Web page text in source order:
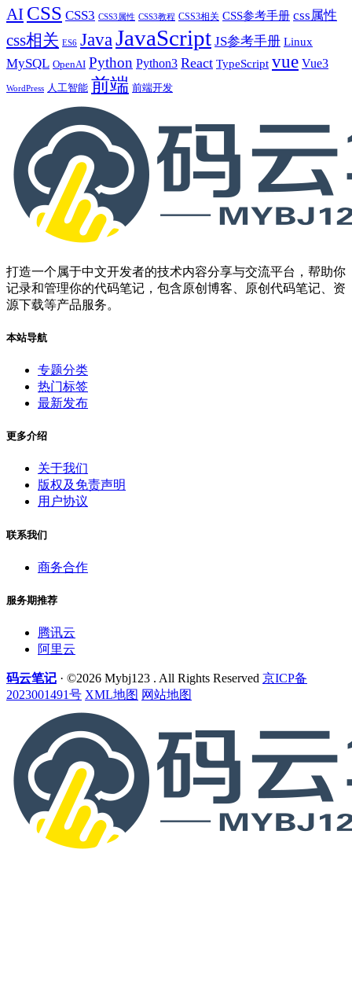
AI CSS CSS3 CSS3属性 CSS3教程 CSS3相关 CSS参考手册 css属性
css相关 ES6 JavaJavaScript JS参考手册 Linux
MySQL OpenAI Python Python3 React TypeScript vue Vue3
WordPress 人工智能 前端 前端开发
打造一个属于中文开发者的技术内容分享与交流平台，帮助你
记录和管理你的代码笔记，包含原创博客、原创代码笔记、资
源下载等产品服务。
本站导航
专题分类
热门标签
最新发布
更多介绍
关于我们
版权及免责声明
用户协议
联系我们
商务合作
服务期推荐
腾讯云
阿里云
码云笔记 · ©2026 Mybj123 . All Rights Reserved 京ICP备
2023001491号 XML地图 网站地图